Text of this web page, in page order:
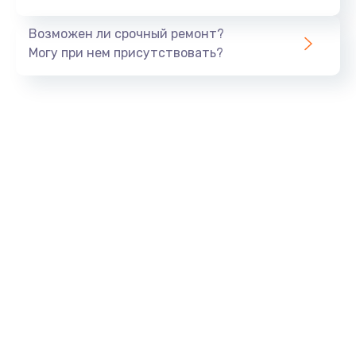
Возможен ли срочный ремонт?
Могу при нем присутствовать?